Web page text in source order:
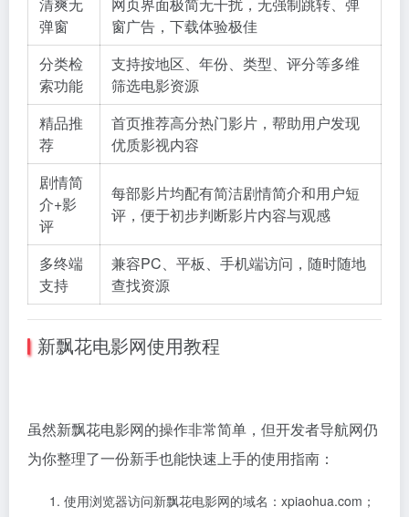
弹窗
窗广告，下载体验极佳
分类检
索功能
支持按地区、年份、类型、评分等多维
筛选电影资源
精品推
荐
首页推荐高分热门影片，帮助用户发现
优质影视内容
剧情简
介+影
评
每部影片均配有简洁剧情简介和用户短
评，便于初步判断影片内容与观感
多终端
支持
兼容PC、平板、手机端访问，随时随地
查找资源
新飘花电影网使用教程
虽然新飘花电影网的操作非常简单，但开发者导航网仍
为你整理了一份新手也能快速上手的使用指南：
使用浏览器访问新飘花电影网的域名：xpiaohua.com；